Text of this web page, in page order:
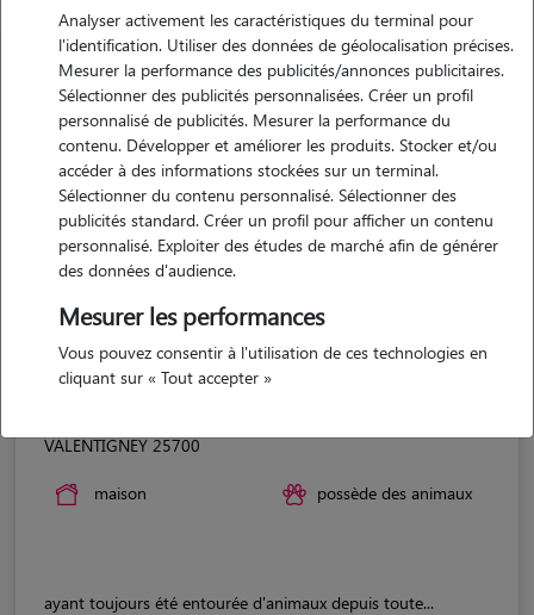
VALENTIGNEY 25700
maison possède des animaux
ayant toujours été entourée d'animaux depuis toute...
Analyser activement les caractéristiques du terminal pour
l'identification. Utiliser des données de géolocalisation précises.
Mesurer la performance des publicités/annonces publicitaires.
Sélectionner des publicités personnalisées. Créer un profil
personnalisé de publicités. Mesurer la performance du
contenu. Développer et améliorer les produits. Stocker et/ou
accéder à des informations stockées sur un terminal.
Sélectionner du contenu personnalisé. Sélectionner des
publicités standard. Créer un profil pour afficher un contenu
personnalisé. Exploiter des études de marché afin de générer
des données d'audience.
Mesurer les performances
Vous pouvez consentir à l'utilisation de ces technologies en
cliquant sur « Tout accepter »